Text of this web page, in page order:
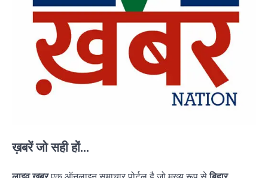
ख़बरें जो सही हों...